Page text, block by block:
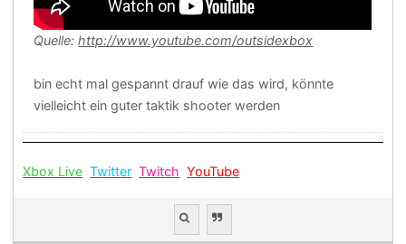
Quelle:http://www.youtube.com/outsidexbox
bin echt mal gespannt drauf wie das wird, könnte
vielleicht ein guter taktik shooter werden
Xbox Live Twitter Twitch YouTube